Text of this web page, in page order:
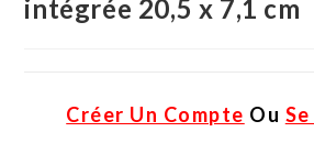
intégrée 20,5 x 7,1 cm
Créer Un Compte Ou